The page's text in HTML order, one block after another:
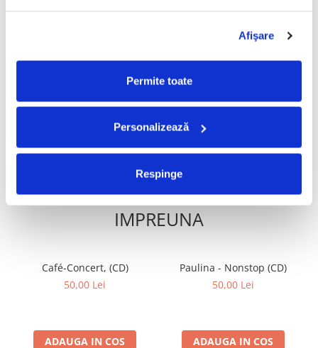
Afişare
Permite toate
Personalizează
Respinge
60,00 Lei
ADAUGA IN COS
99,99 Lei
ADAUGA IN COS
FRECVENT CUMPARATE
IMPREUNA
Café-Concert, (CD)
50,00 Lei
ADAUGA IN COS
Paulina - Nonstop (CD)
50,00 Lei
ADAUGA IN COS